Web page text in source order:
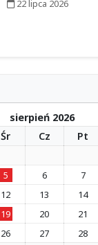
22 lipca 2026
sierpień 2026
Śr Cz Pt
5 6 7
12 13 14
19 20 21
26 27 28